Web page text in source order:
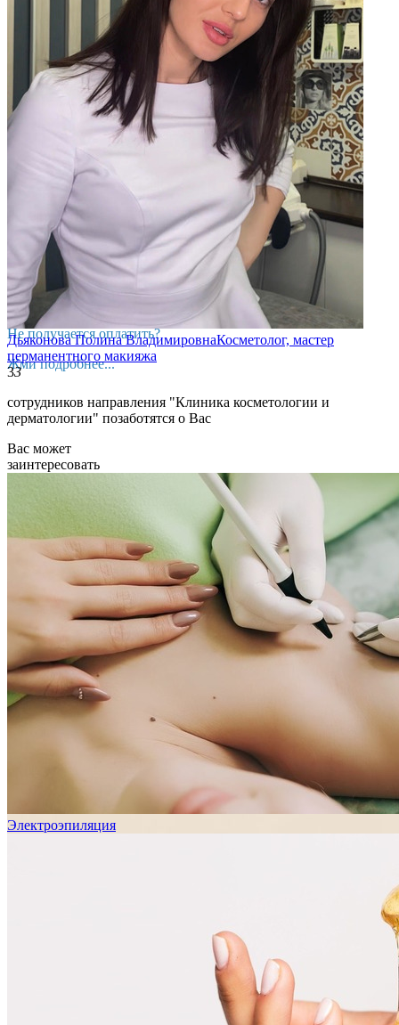
Оплачивайте чеки в мобильном приложении Эстетик
ИНСТРУКЦИЯ ПО ОПЛАТЕ
Не получается оплатить?
Жми подробнее...
Дьяконова Полина ВладимировнаКосметолог, мастер
перманентного макияжа
33
сотрудников направления "Клиника косметологии и
дерматологии" позаботятся о Вас
Вас может
заинтересовать
Электроэпиляция